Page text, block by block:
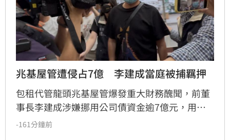
兆基屋管遭侵占7億　李建成當庭被捕羈押
包租代管龍頭兆基屋管爆發重大財務醜聞，前董
事長李建成涉嫌挪用公司債資金逾7億元，用於
個人私用及支付前妻生活費，遭檢方依背信、侵
-161分鐘前